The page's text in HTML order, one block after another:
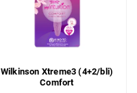
Wilkinson Xtreme3 (4+2/bli)
Comfort